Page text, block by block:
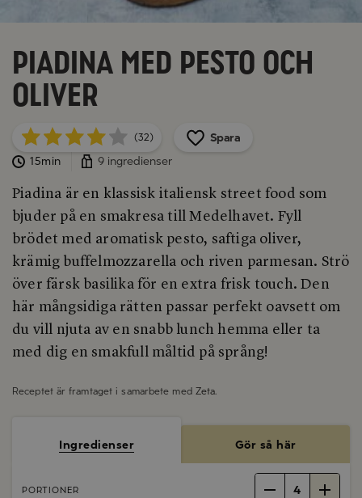
Piadina med pesto och
oliver
(32)
Spara
15min
9 ingredienser
Piadina är en klassisk italiensk street food som
bjuder på en smakresa till Medelhavet. Fyll
brödet med aromatisk pesto, saftiga oliver,
krämig buffelmozzarella och riven parmesan. Strö
över färsk basilika för en extra frisk touch. Den
här mångsidiga rätten passar perfekt oavsett om
du vill njuta av en snabb lunch hemma eller ta
med dig en smakfull måltid på språng!
Receptet är framtaget i samarbete med Zeta.
Ingredienser Gör så här
PORTIONER 4